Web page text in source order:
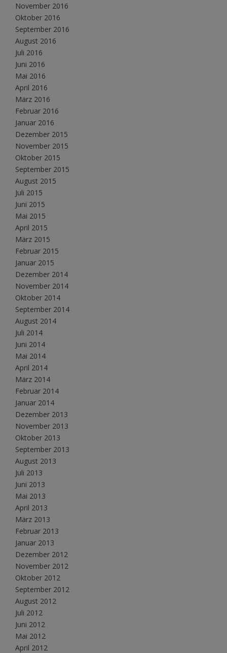
November 2016
Oktober 2016
September 2016
August 2016
Juli 2016
Juni 2016
Mai 2016
April 2016
März 2016
Februar 2016
Januar 2016
Dezember 2015
November 2015
Oktober 2015
September 2015
August 2015
Juli 2015
Juni 2015
Mai 2015
April 2015
März 2015
Februar 2015
Januar 2015
Dezember 2014
November 2014
Oktober 2014
September 2014
August 2014
Juli 2014
Juni 2014
Mai 2014
April 2014
März 2014
Februar 2014
Januar 2014
Dezember 2013
November 2013
Oktober 2013
September 2013
August 2013
Juli 2013
Juni 2013
Mai 2013
April 2013
März 2013
Februar 2013
Januar 2013
Dezember 2012
November 2012
Oktober 2012
September 2012
August 2012
Juli 2012
Juni 2012
Mai 2012
April 2012